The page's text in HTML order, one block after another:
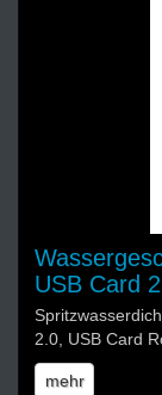
USB Card
2.0, USB Card
mehr